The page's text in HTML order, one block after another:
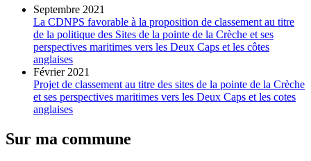
Septembre 2021
La CDNPS favorable à la proposition de classement au titre
de la politique des Sites de la pointe de la Crèche et ses
perspectives maritimes vers les Deux Caps et les côtes
anglaises
Février 2021
Projet de classement au titre des sites de la pointe de la Crèche
et ses perspectives maritimes vers les Deux Caps et les cotes
anglaises
Sur ma commune